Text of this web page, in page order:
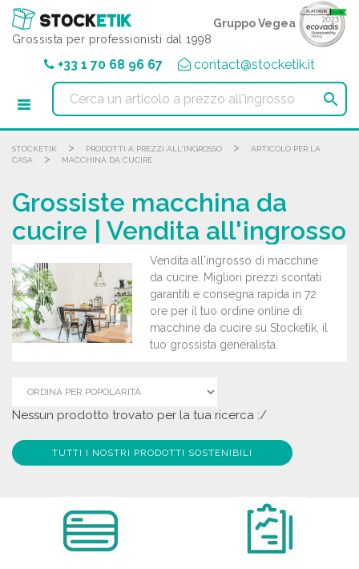
Grossista per professionisti dal 1998
Gruppo Vegea
+33 1 70 68 96 67 contact@stocketik.it

STOCKETIK > PRODOTTI A PREZZI ALL'INGROSSO >
ARTICOLO PER LA
CASA
> MACCHINA DA CUCIRE
Grossiste macchina da
cucire | Vendita all'ingrosso
Vendita all'ingrosso di macchine
da cucire. Migliori prezzi scontati
garantiti e consegna rapida in 72
ore per il tuo ordine online di
macchine da cucire su Stocketik, il
tuo grossista generalista.
Nessun prodotto trovato per la tua ricerca :/
TUTTI I NOSTRI PRODOTTI SOSTENIBILI
Pannello di gestione dei cookies